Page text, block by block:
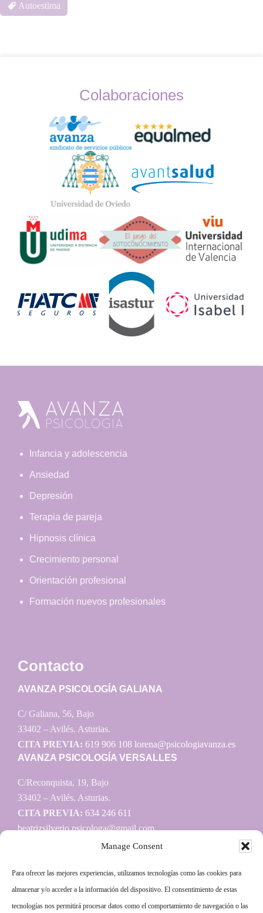
Manage Consent
Para ofrecer las mejores experiencias, utilizamos tecnologías como las cookies para
almacenar y/o acceder a la información del dispositivo. El consentimiento de estas
tecnologías nos permitirá procesar datos como el comportamiento de navegación o las
Autoestima
Widget
Logos
Colaboraciones
Footer
Infancia y adolescencia
Ansiedad
Depresión
Terapia de pareja
Hipnosis clínica
Crecimiento personal
Orientación profesional
Formación nuevos profesionales
Contacto
AVANZA PSICOLOGÍA GALIANA
C/ Galiana, 56, Bajo
33402 – Avilés. Asturias.
CITA PREVIA: 619 906 108 lorena@psicologiavanza.es
AVANZA PSICOLOGÍA VERSALLES
C/Reconquista, 19, Bajo
33402 – Avilés. Asturias.
CITA PREVIA: 634 246 611
beatrizsilverio.psicologa@gmail.com
Información